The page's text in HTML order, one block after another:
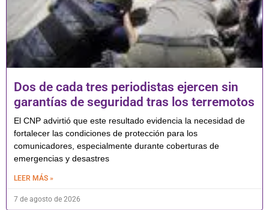
Dos de cada tres periodistas ejercen sin
garantías de seguridad tras los terremotos
El CNP advirtió que este resultado evidencia la necesidad de
fortalecer las condiciones de protección para los
comunicadores, especialmente durante coberturas de
emergencias y desastres
LEER MÁS »
7 de agosto de 2026